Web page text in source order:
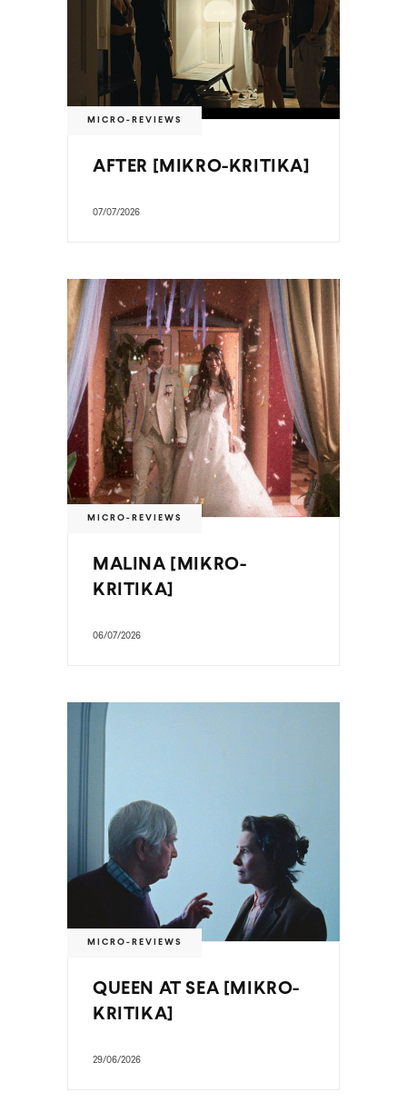
MICRO-REVIEWS
AFTER [MIKRO-KRITIKA]
07/07/2026
MICRO-REVIEWS
MALINA [MIKRO-
KRITIKA]
06/07/2026
MICRO-REVIEWS
QUEEN AT SEA [MIKRO-
KRITIKA]
29/06/2026